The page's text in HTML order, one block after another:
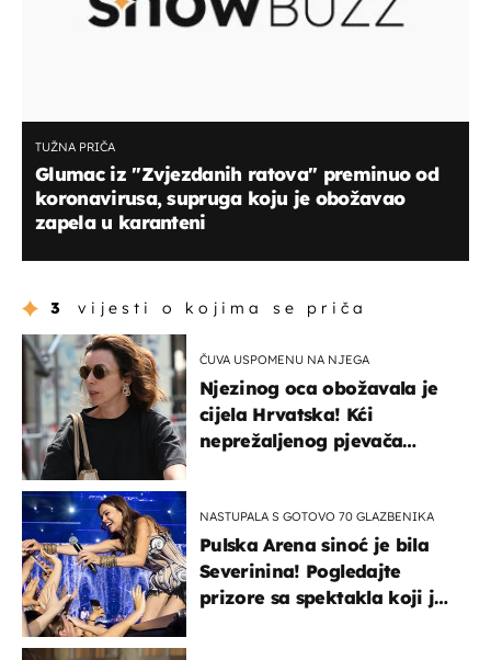
TUŽNA PRIČA
Glumac iz "Zvjezdanih ratova" preminuo od
koronavirusa, supruga koju je obožavao
zapela u karanteni
3 vijesti o kojima se priča
ČUVA USPOMENU NA NJEGA
Njezinog oca obožavala je
cijela Hrvatska! Kći
neprežaljenog pjevača
NASTUPALA S GOTOVO 70 GLAZBENIKA
Pulska Arena sinoć je bila
Severinina! Pogledajte
prizore sa spektakla koji je